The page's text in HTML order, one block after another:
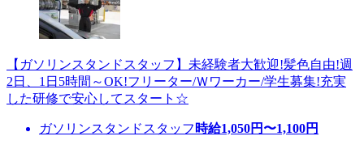
【ガソリンスタンドスタッフ】未経験者大歓迎!髪色自由!週
2日、1日5時間～OK!フリーター/Ｗワーカー/学生募集!充実
した研修で安心してスタート☆
ガソリンスタンドスタッフ 時給1,050円〜1,100円